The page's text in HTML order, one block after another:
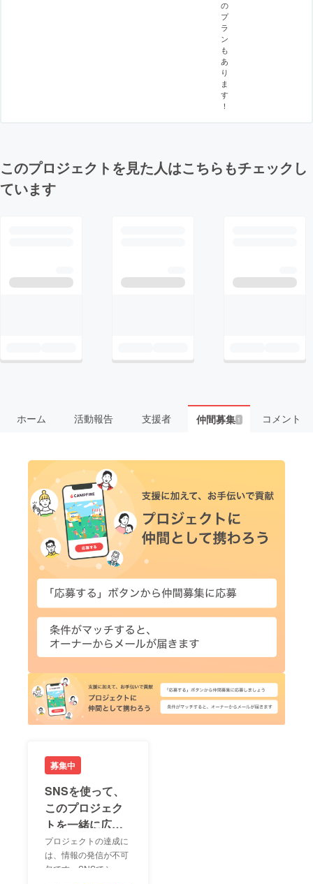
の
プ
ラ
ン
も
あ
り
ま
す
！
このプロジェクトを見た人はこちらもチェックし
ています
ホーム 活動報告 支援者 仲間募集 1 コメント
募集中
SNSを使って、
このプロジェク
トを一緒に広め
ましょう！
プロジェクトの達成に
は、情報の発信が不可
欠です。SNSでシェア